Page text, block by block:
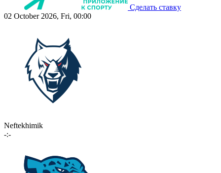
Сделать ставку
02 October 2026, Fri, 00:00
Neftekhimik
-:-